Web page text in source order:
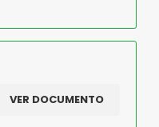
VER DOCUMENTO